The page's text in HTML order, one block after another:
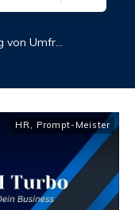
Tag: Durchführung von Umfragen zur Mitarbeiterzufriedenheit
HR, Prompt-Meister